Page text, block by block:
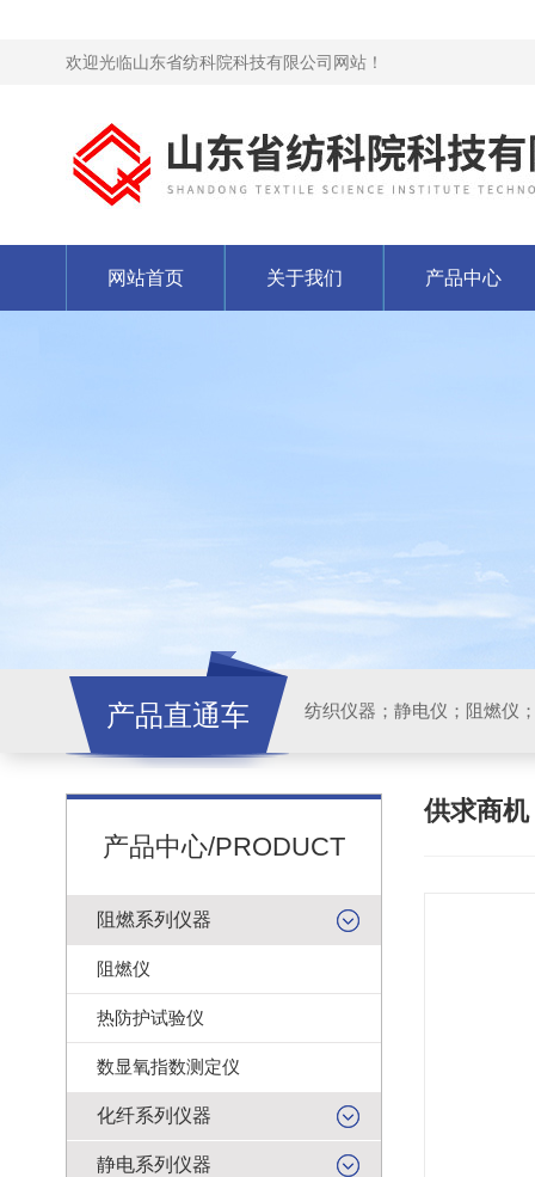
欢迎光临山东省纺科院科技有限公司网站！
网站首页 关于我们 产品中心
产品直通车 纺织仪器；静电仪；阻燃仪
供求商机
产品中心/PRODUCT
阻燃系列仪器
阻燃仪
热防护试验仪
数显氧指数测定仪
化纤系列仪器
静电系列仪器